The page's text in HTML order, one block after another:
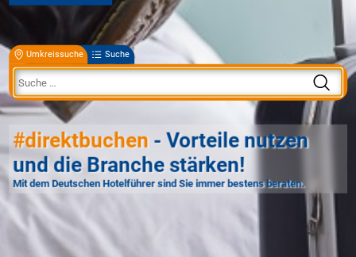
Umkreissuche Suche
#direktbuchen - Vorteile nutzen
und die Branche stärken!
Mit dem Deutschen Hotelführer sind Sie immer bestens beraten.